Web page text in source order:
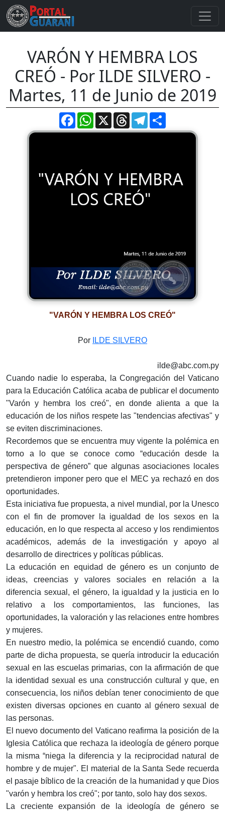
VARÓN Y HEMBRA LOS
CREÓ - Por ILDE SILVERO -
Martes, 11 de Junio de 2019
FacebookWhatsApp
X ThreadsTelegram
"VARÓN Y HEMBRA LOS CREÓ"
Por ILDE SILVERO
ilde@abc.com.py
Cuando nadie lo esperaba, la Congregación del Vaticano
para la Educación Católica acaba de publicar el documento
"Varón y hembra los creó", en donde alienta a que la
educación de los niños respete las "tendencias afectivas" y
se eviten discriminaciones.
Recordemos que se encuentra muy vigente la polémica en
torno a lo que se conoce como “educación desde la
perspectiva de género” que algunas asociaciones locales
pretendieron imponer pero que el MEC ya rechazó en dos
oportunidades.
Esta iniciativa fue propuesta, a nivel mundial, por la Unesco
con el fin de promover la igualdad de los sexos en la
educación, en lo que respecta al acceso y los rendimientos
académicos, además de la investigación y apoyo al
desarrollo de directrices y políticas públicas.
La educación en equidad de género es un conjunto de
ideas, creencias y valores sociales en relación a la
diferencia sexual, el género, la igualdad y la justicia en lo
relativo a los comportamientos, las funciones, las
oportunidades, la valoración y las relaciones entre hombres
y mujeres.
En nuestro medio, la polémica se encendió cuando, como
parte de dicha propuesta, se quería introducir la educación
sexual en las escuelas primarias, con la afirmación de que
la identidad sexual es una construcción cultural y que, en
consecuencia, los niños debían tener conocimiento de que
existen diversas opciones en cuanto al género sexual de
las personas.
El nuevo documento del Vaticano reafirma la posición de la
Iglesia Católica que rechaza la ideología de género porque
la misma “niega la diferencia y la reciprocidad natural de
hombre y de mujer". El material de la Santa Sede recuerda
el pasaje bíblico de la creación de la humanidad y que Dios
"varón y hembra los creó"; por tanto, solo hay dos sexos.
La creciente expansión de la ideología de género se